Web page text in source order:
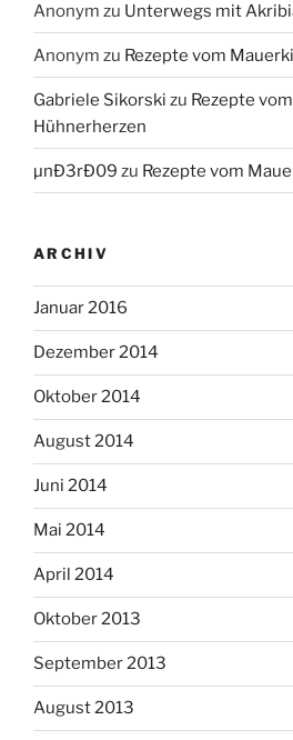
Anonym zu Unterwegs mit
Anonym zu Rezepte vom
Gabriele Sikorski zu Rezepte
Hühnerherzen
µnÐ3rÐ09 zu Rezepte vom
ARCHIV
Januar 2016
Dezember 2014
Oktober 2014
August 2014
Juni 2014
Mai 2014
April 2014
Oktober 2013
September 2013
August 2013